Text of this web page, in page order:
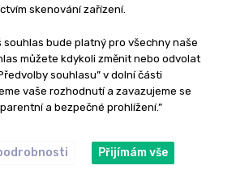
vyslo pocasi a verim, ze kdyz tu ctu ty
🙂
jak se rybari vyporadaji s touto tezkou
5. 2016 At 20:35
skenování zařízení.
souhlas bude platný pro všechny naše
můžete kdykoli změnit nebo odvolat
souhlasu” v dolní části
vaše rozhodnutí a zavazujeme se
a bezpečné prohlížení.”
Přijímám vše